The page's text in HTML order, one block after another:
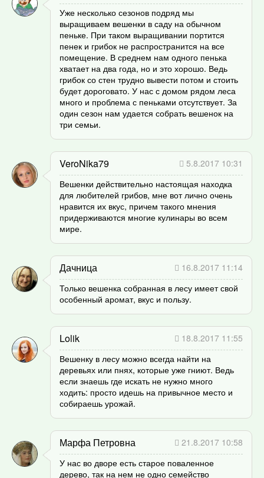
Уже несколько сезонов подряд мы
выращиваем вешенки в саду на обычном
пеньке. При таком выращивании портится
пенек и грибок не распространится на все
помещение. В среднем нам одного пенька
хватает на два года, но и это хорошо. Ведь
грибок со стен трудно вывести потом и стоить
будет дороговато. У нас с домом рядом леса
много и проблема с пеньками отсутствует. За
один сезон нам удается собрать вешенок на
три семьи.
VeroNika79
5.8.2017 10:31
Вешенки действительно настоящая находка
для любителей грибов, мне вот лично очень
нравится их вкус, причем такого мнения
придерживаются многие кулинары во всем
мире.
Дачница
16.8.2017 11:14
Только вешенка собранная в лесу имеет свой
особенный аромат, вкус и пользу.
Lolik
18.8.2017 11:55
Вешенку в лесу можно всегда найти на
деревьях или пнях, которые уже гниют. Ведь
если знаешь где искать не нужно много
ходить: просто идешь на привычное место и
собираешь урожай.
Марфа Петровна
21.8.2017 10:58
У нас во дворе есть старое поваленное
дерево, так на нем не одно семейство